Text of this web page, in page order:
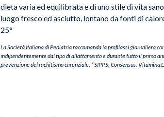
dieta varia ed equilibrata e di uno stile di vita
luogo fresco ed asciutto, lontano da fonti di
25°
La Società Italiana di Pediatria raccomanda la profilassi giornaliera
indipendentemente dal tipo di allattamento e durante tutto il primo
prevenzione del rachitismo carenziale. * SIPPS, Consensus,